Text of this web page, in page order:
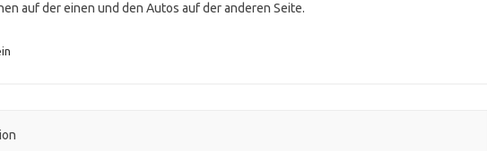
auf der einen und den Autos auf der anderen Seite.